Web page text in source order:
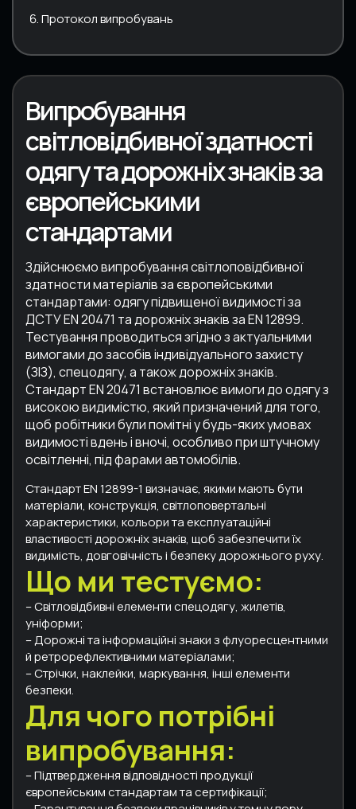
Протокол випробувань
Випробування
світловідбивної здатності
одягу та дорожніх знаків за
європейськими
стандартами
Здійснюємо випробування світлоповідбивної
здатности матеріалів за європейськими
стандартами: одягу підвищеної видимості за
ДСТУ EN 20471 та дорожніх знаків за EN 12899.
Тестування проводиться згідно з актуальними
вимогами до засобів індивідуального захисту
(ЗІЗ), спецодягу, а також дорожніх знаків.
Стандарт EN 20471 встановлює вимоги до одягу з
високою видимістю, який призначений для того,
щоб робітники були помітні у будь-яких умовах
видимості вдень і вночі, особливо при штучному
освітленні, під фарами автомобілів.
Стандарт EN 12899-1 визначає, якими мають бути
матеріали, конструкція, світлоповертальні
характеристики, кольори та експлуатаційні
властивості дорожніх знаків, щоб забезпечити їх
видимість, довговічність і безпеку дорожнього руху.
Що ми тестуємо:
– Світловідбивні елементи спецодягу, жилетів,
уніформи;
– Дорожні та інформаційні знаки з флуоресцентними
й ретрорефлективними матеріалами;
– Стрічки, наклейки, маркування, інші елементи
безпеки.
Для чого потрібні
випробування:
– Підтвердження відповідності продукції
європейським стандартам та сертифікації;